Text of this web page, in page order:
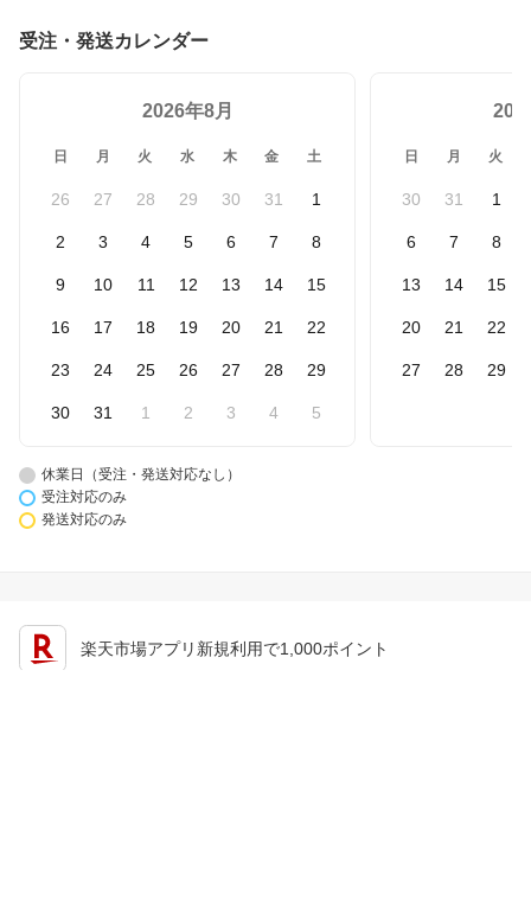
受注・発送カレンダー
2026年8月
日 月 火 水 木 金 土
26 27 28 29 30 31 1
2 3 4 5 6 7 8
9 10 11 12 13 14 15
16 17 18 19 20 21 22
23 24 25 26 27 28 29
30 31 1 2 3 4 5
日 月 火
30 31 1
6 7 8
13 14 15
20 21 22
27 28 29
休業日（受注・発送対応なし）
受注対応のみ
発送対応のみ
楽天市場アプリ新規利用で1,000ポイント